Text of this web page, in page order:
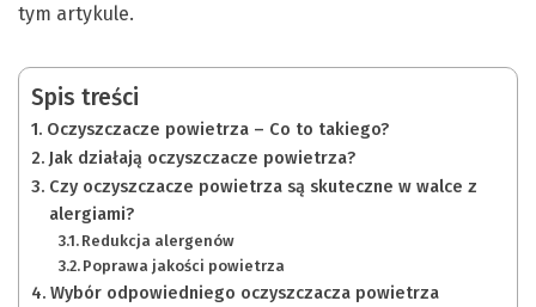
tym artykule.
Spis treści
Oczyszczacze powietrza – Co to takiego?
Jak działają oczyszczacze powietrza?
Czy oczyszczacze powietrza są skuteczne w walce z
alergiami?
Redukcja alergenów
Poprawa jakości powietrza
Wybór odpowiedniego oczyszczacza powietrza